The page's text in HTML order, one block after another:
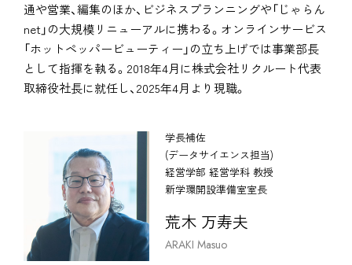
通や営業、編集のほか、ビジネスプランニングや「じゃらん
net」の大規模リニューアルに携わる。オンラインサービス
「ホットペッパービューティー」の立ち上げでは事業部長
として指揮を執る。2018年4月に株式会社リクルート代表
取締役社長に就任し、2025年4月より現職。
学長補佐
(データサイエンス担当)
経営学部 経営学科 教授
新学環開設準備室室長
荒木 万寿夫
ARAKI Masuo